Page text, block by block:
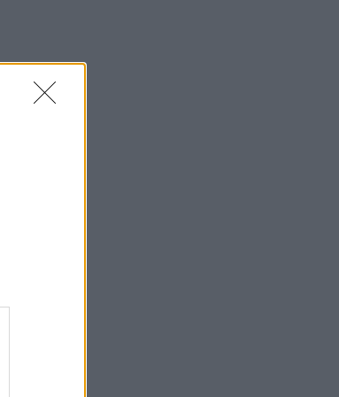
τραυματίστηκε σε τροχαίο
13:54